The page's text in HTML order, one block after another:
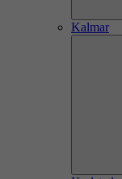
Kalmar